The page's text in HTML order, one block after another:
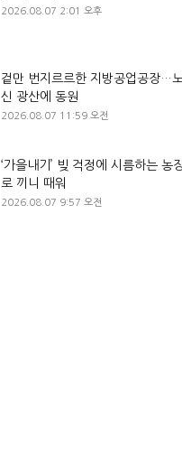
2026.08.07 2:01 오후
겉만 번지르르한 지방공업공장…
신 광산에 동원
2026.08.07 11:59 오전
‘가을내기’ 빚 걱정에 시름하는 농
로 끼니 때워
2026.08.07 9:57 오전